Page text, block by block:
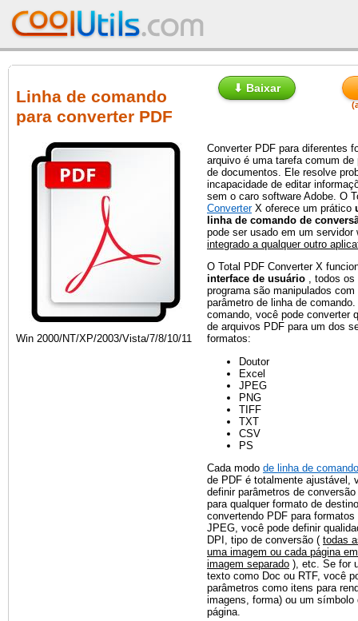
Linha de comando
para converter PDF
⬇ Baixar
Win 2000/NT/XP/2003/Vista/7/8/10/11
Converter PDF para diferentes
arquivo é uma tarefa comum de
de documentos. Ele resolve
incapacidade de editar
sem o caro software Adobe. O
ConverterX oferece um prático
linha de comando de
pode ser usado em um servidor
integrado a qualquer outro
O Total PDF Converter X
interface de usuário , todos os
programa são manipulados com
parâmetro de linha de
comando, você pode converter
de arquivos PDF para um dos
formatos:
Doutor
Excel
JPEG
PNG
TIFF
TXT
CSV
PS
Cada modo de linha de comando
de PDF é totalmente ajustável,
definir parâmetros de
para qualquer formato de
convertendo PDF para
JPEG, você pode definir
DPI, tipo de conversão ( todas
uma imagem ou cada página
imagem separado ), etc. Se for
texto como Doc ou RTF, você
parâmetros como itens para
imagens, forma) ou um símbolo
página.